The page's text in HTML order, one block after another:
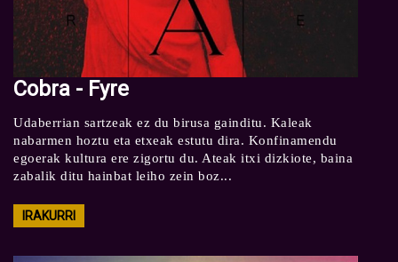
Cobra - Fyre
Udaberrian sartzeak ez du birusa gainditu. Kaleak
nabarmen hoztu eta etxeak estutu dira. Konfinamendu
egoerak kultura ere zigortu du. Ateak itxi dizkiote, baina
zabalik ditu hainbat leiho zein boz...
IRAKURRI